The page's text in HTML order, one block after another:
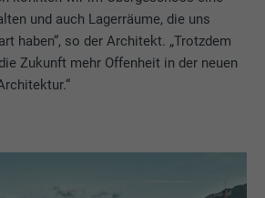
und auch Lagerräume, die uns
haben“, so der Architekt. „Trotzdem
Zukunft mehr Offenheit in der neuen